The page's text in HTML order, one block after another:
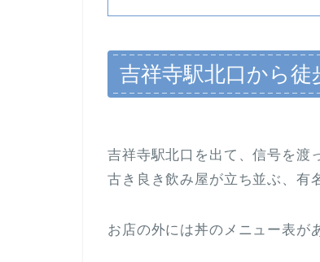
吉祥寺駅北口から徒
吉祥寺駅北口を出て、信号を渡
古き良き飲み屋が立ち並ぶ、有
お店の外には丼のメニュー表が